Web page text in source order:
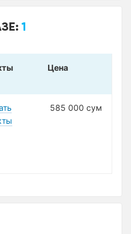
1
Цена
585 000 сум